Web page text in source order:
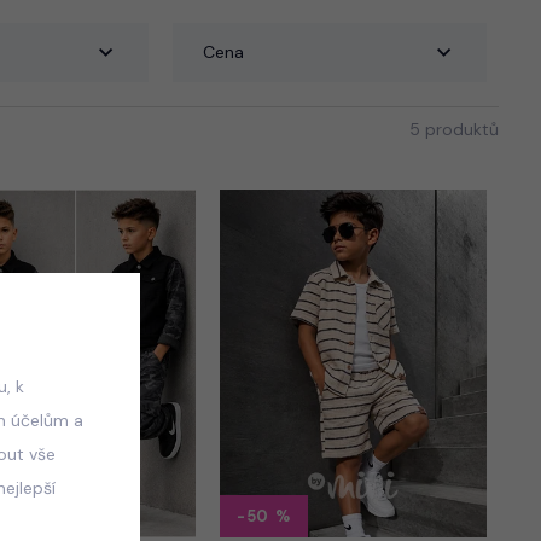
Cena
5 produktů
-50
k
účelům a
vše